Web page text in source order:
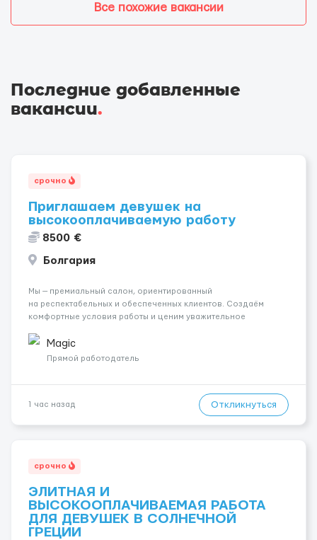
Все похожие вакансии
Последние добавленные
вакансии.
срочно
Приглашаем девушек на
высокооплачиваемую работу
8500 €
Болгария
Мы — премиальный салон, ориентированный
на респектабельных и обеспеченных клиентов. Создаём
комфортные условия работы и ценим уважительное
💎 Высокий доход — от 2000 € в неделю и выше 💎 Честная
сис...
Magic
Прямой работодатель
1 час назад Откликнуться
срочно
ЭЛИТНАЯ И
ВЫСОКООПЛАЧИВАЕМАЯ РАБОТА
ДЛЯ ДЕВУШЕК В СОЛНЕЧНОЙ
ГРЕЦИИ